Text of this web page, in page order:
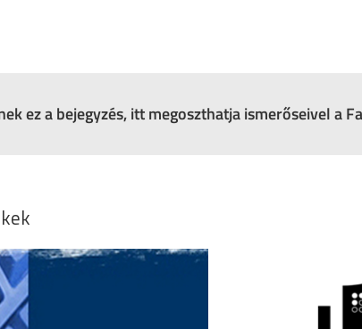
ez a bejegyzés, itt megoszthatja ismerőseivel a